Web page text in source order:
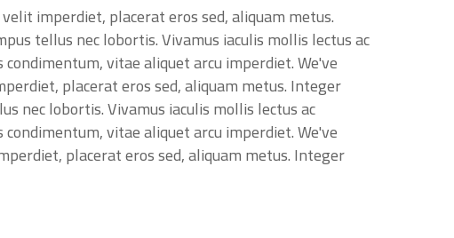
imperdiet, placerat eros sed, aliquam metus.
tellus nec lobortis. Vivamus iaculis mollis lectus ac
vitae aliquet arcu imperdiet. We've
placerat eros sed, aliquam metus. Integer
nec lobortis. Vivamus iaculis mollis lectus ac
vitae aliquet arcu imperdiet. We've
placerat eros sed, aliquam metus. Integer